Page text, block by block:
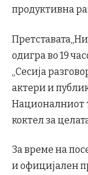
продуктивна
одигра во 19
„Сесија
актери и
Националниот
коктел за
За време на
и официјален